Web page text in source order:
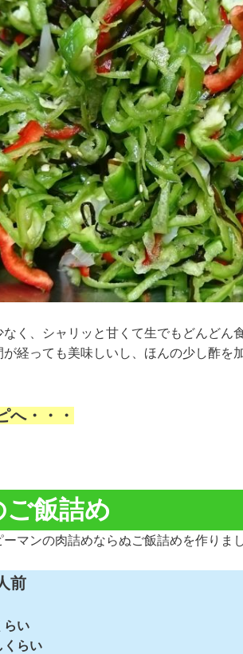
く、シャリッと甘くて生でもどんどん
経っても美味しいし、ほんの少し酢を
へ・・・
飯詰め
マンの肉詰めならぬご飯詰めを作りまし
前
い
らい